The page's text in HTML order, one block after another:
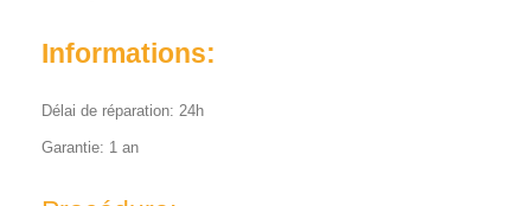
Informations:
Délai de réparation: 24h
Garantie: 1 an